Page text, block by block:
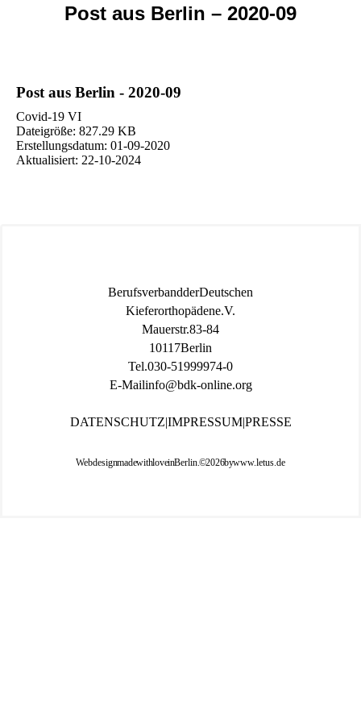
Post aus Berlin – 2020-09
Post aus Berlin - 2020-09
Covid-19 VI
Dateigröße: 827.29 KB
Erstellungsdatum: 01-09-2020
Aktualisiert: 22-10-2024
Berufsverband der Deutschen
Kieferorthopäden e.V.
Mauerstr. 83-84
10117 Berlin
Tel.030-519 999 74-0
E-Mailinfo@bdk-online.org
DATENSCHUTZ|IMPRESSUM|PRESSE
Webdesign made with love in Berlin. © 2026 bywww.letus.de